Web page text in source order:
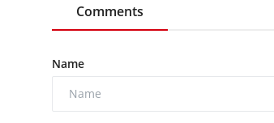
Comments
Name